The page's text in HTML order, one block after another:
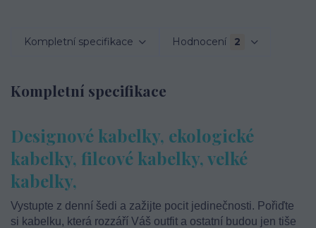
Kompletní specifikace Hodnocení 2
Kompletní specifikace
Designové kabelky, ekologické
kabelky, filcové kabelky, velké
kabelky,
Vystupte z denní šedi a zažijte pocit jedinečnosti. Pořiďte
si kabelku, která rozzáří Váš outfit a ostatní budou jen tiše